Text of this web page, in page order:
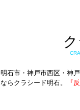
明石市・神戸市西区・神
ならクラシード明石。
『